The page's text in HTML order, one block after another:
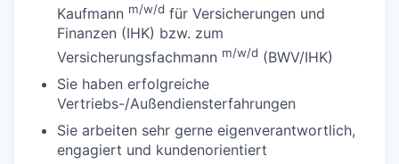
Kaufmann m/w/d für Versicherungen und
Finanzen (IHK) bzw. zum
Versicherungsfachmann m/w/d (BWV/IHK)
Sie haben erfolgreiche
Vertriebs-/Außendiensterfahrungen
Sie arbeiten sehr gerne eigenverantwortlich,
engagiert und kundenorientiert